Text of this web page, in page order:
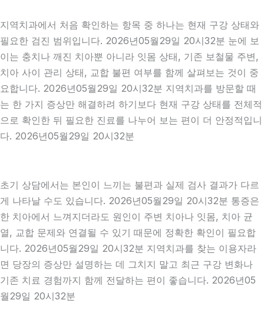
지역치과에서 처음 확인하는 항목 중 하나는 현재 구강 상태와
필요한 검진 범위입니다. 2026년05월29일 20시32분 눈에 보
이는 충치나 깨진 치아뿐 아니라 잇몸 상태, 기존 보철물 주변,
치아 사이 관리 상태, 교합 불편 여부를 함께 살펴보는 것이 중
요합니다. 2026년05월29일 20시32분 지역치과를 방문할 때
는 한 가지 증상만 해결하려 하기보다 현재 구강 상태를 전체적
으로 확인한 뒤 필요한 진료를 나누어 보는 편이 더 안정적입니
다. 2026년05월29일 20시32분
초기 상담에서는 본인이 느끼는 불편과 실제 검사 결과가 다르
게 나타날 수도 있습니다. 2026년05월29일 20시32분 통증은
한 치아에서 느껴지더라도 원인이 주변 치아나 잇몸, 치아 균
열, 교합 문제와 연결될 수 있기 때문에 정확한 확인이 필요합
니다. 2026년05월29일 20시32분 지역치과를 찾는 이용자라
면 당장의 증상만 설명하는 데 그치지 말고 최근 구강 변화나
기존 치료 경험까지 함께 전달하는 편이 좋습니다. 2026년05
월29일 20시32분